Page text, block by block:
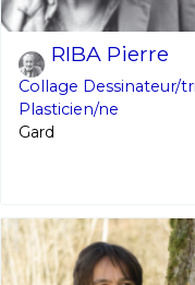
RIBA Pierre
Collage Dessinateur/
Plasticien/ne
Gard